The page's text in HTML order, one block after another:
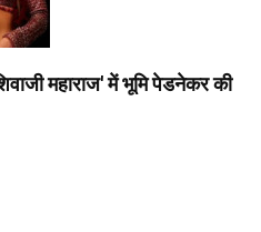
महाराज' में भूमि पेडनेकर की